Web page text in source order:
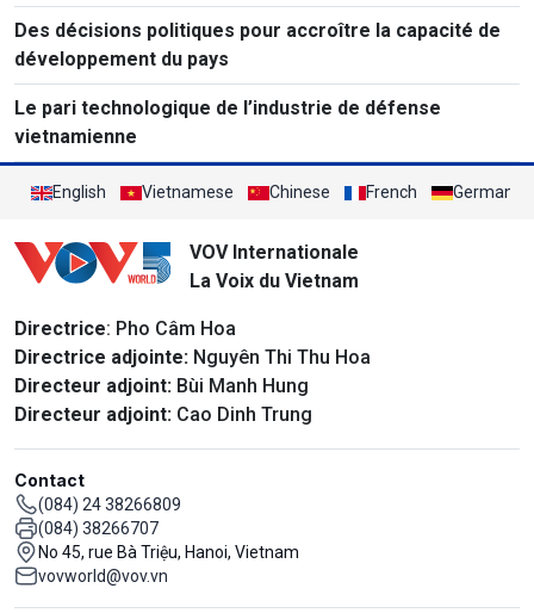
Des décisions politiques pour accroître la capacité de
développement du pays
Le pari technologique de l’industrie de défense
vietnamienne
English Vietnamese Chinese French German
VOV Internationale
La Voix du Vietnam
Directrice: Pho Câm Hoa
Directrice adjointe: Nguyên Thi Thu Hoa
Directeur adjoint: Bùi Manh Hung
Directeur adjoint: Cao Dinh Trung
Contact
(084) 24 38266809
(084) 38266707
No 45, rue Bà Triệu, Hanoi, Vietnam
vovworld@vov.vn